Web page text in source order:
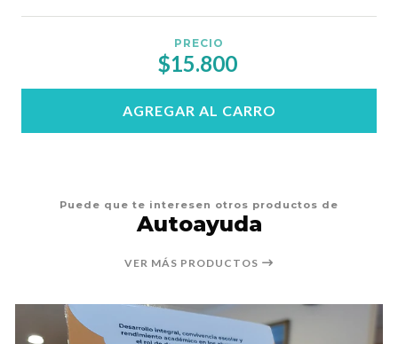
PRECIO
$15.800
AGREGAR AL CARRO
Puede que te interesen otros productos de
Autoayuda
VER MÁS PRODUCTOS